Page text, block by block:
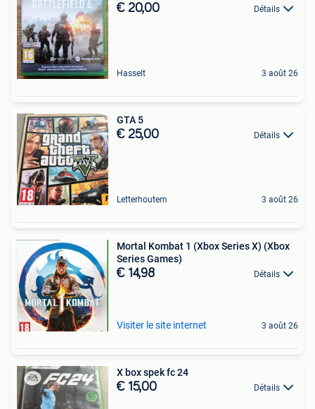
€ 20,00 Détails
Hasselt 3 août 26
GTA 5
€ 25,00 Détails
Letterhoutem 3 août 26
Mortal Kombat 1 (Xbox Series X) (Xbox
Series Games)
€ 14,98 Détails
Visiter le site internet 3 août 26
X box spek fc 24
€ 15,00 Détails